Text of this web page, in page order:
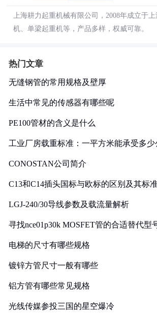
上海耕力起重机械有限公司，2008年成立于
机、单梁起重机等，产品多样，权威可靠。
热门文章
无缝钢管的常用规格及壁厚
生活中常见的传感器有哪些呢
PE100管材的含义是什么
工业厂房载重标准：一平方米能承受多少
CONOSTAN公司简介
C13和C14插头国标与欧标的区别及其标
LGJ-240/30导线参数及载流量解析
寻找nce01p30k MOSFET管的合适替代型
电梯的尺寸有哪些规格
镀锌方管尺寸一般有哪些
铝方管有哪些常见规格
光线传媒参投三国的星空爆冷